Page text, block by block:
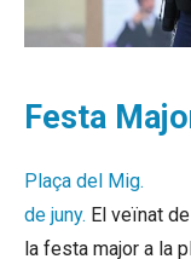
Festa
Plaça del Mig.
de juny. El veïnat
la festa major a la